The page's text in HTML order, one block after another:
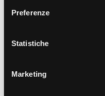
unicamente i cookie
funzionamento, puoi
Preferenze
Statistiche
Marketing
404